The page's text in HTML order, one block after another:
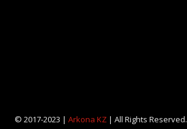
© 2017-2023 | Arkona KZ| All Rights Reserved.